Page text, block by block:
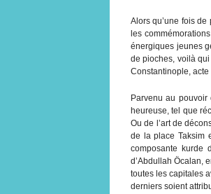
Alors qu’une fois
les
énergiques jeunes
de pioches, voilà
Constantinople,
Parvenu au pouvoir
heureuse, tel que
Ou de l’art de
de la place Taksim
composante kurde
d’Abdullah Öcalan,
toutes les capitales
derniers soient